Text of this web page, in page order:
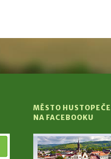
MĚSTO HUSTOPEČE
NA FACEBOOKU